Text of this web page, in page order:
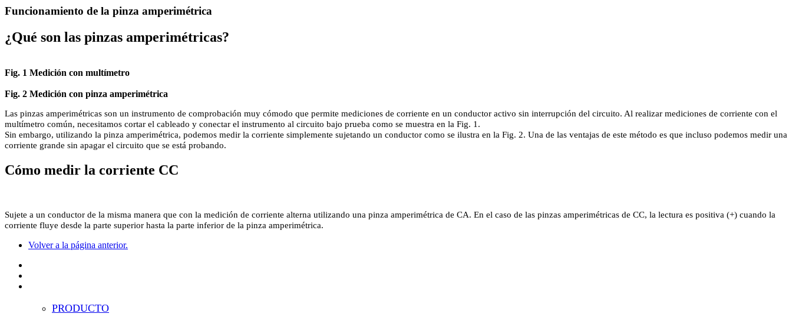
Funcionamiento de la pinza amperimétrica
¿Qué son las pinzas amperimétricas?
Fig. 1 Medición con multímetro
Fig. 2 Medición con pinza amperimétrica
Las pinzas amperimétricas son un instrumento de comprobación muy cómodo que permite mediciones de corriente en un conductor activo sin interrupción del circuito. Al realizar mediciones de corriente con el
multímetro común, necesitamos cortar el cableado y conectar el instrumento al circuito bajo prueba como se muestra en la Fig. 1.
Sin embargo, utilizando la pinza amperimétrica, podemos medir la corriente simplemente sujetando un conductor como se ilustra en la Fig. 2. Una de las ventajas de este método es que incluso podemos medir una
corriente grande sin apagar el circuito que se está probando.
Cómo medir la corriente CC
Sujete a un conductor de la misma manera que con la medición de corriente alterna utilizando una pinza amperimétrica de CA. En el caso de las pinzas amperimétricas de CC, la lectura es positiva (+) cuando la
corriente fluye desde la parte superior hasta la parte inferior de la pinza amperimétrica.
Volver a la página anterior.
PRODUCTO